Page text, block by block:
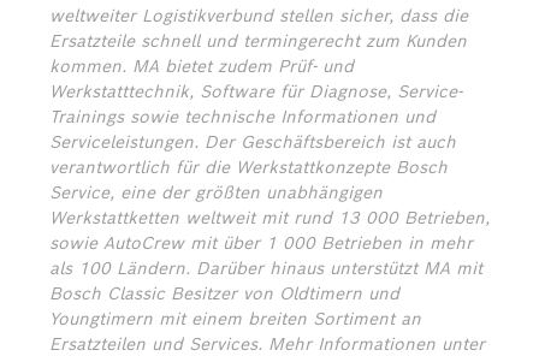
weltweiter Logistikverbund stellen sicher, dass die
Ersatzteile schnell und termingerecht zum Kunden
kommen. MA bietet zudem Prüf- und
Werkstatttechnik, Software für Diagnose, Service-
Trainings sowie technische Informationen und
Serviceleistungen. Der Geschäftsbereich ist auch
verantwortlich für die Werkstattkonzepte Bosch
Service, eine der größten unabhängigen
Werkstattketten weltweit mit rund 13 000 Betrieben,
sowie AutoCrew mit über 1 000 Betrieben in mehr
als 100 Ländern. Darüber hinaus unterstützt MA mit
Bosch Classic Besitzer von Oldtimern und
Youngtimern mit einem breiten Sortiment an
Ersatzteilen und Services. Mehr Informationen unter